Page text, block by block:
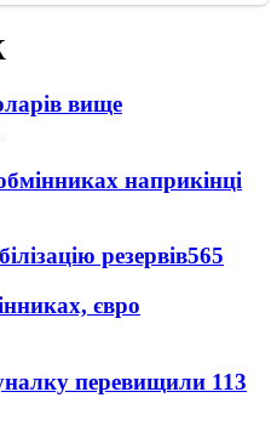
вище
наприкінці
резервів565
євро
перевищили 113